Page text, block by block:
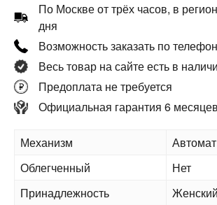
По Москве от трёх часов, в
дня
Возможность заказать по
Весь товар на сайте есть в
Предоплата не требуется
Официальная гарантия 6 месяцев
Механизм
Облегченный
Нет
Принадлежность
Женский